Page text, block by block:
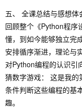
五、 全课总结与感想体
回顾整个《Python程序
懂，到如今能够独立完
安排循序渐进，理论与
对Python编程的认识引
猜数字游戏： 这是我
条件判断这些编程的基
趣。